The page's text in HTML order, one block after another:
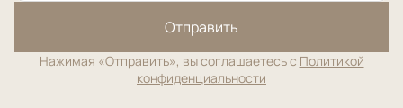
Отправить
Нажимая «Отправить», вы соглашаетесь с Политикой
конфиденциальности